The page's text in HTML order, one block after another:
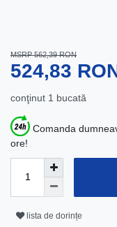
MSRP 562,39 RON
524,83
conţinut 1 bucată
Comanda
ore!
lista de dorințe